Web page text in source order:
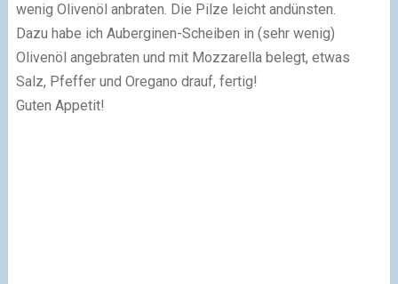
wenig Olivenöl anbraten. Die Pilze leicht andünsten.
Dazu habe ich Auberginen-Scheiben in (sehr wenig)
Olivenöl angebraten und mit Mozzarella belegt, etwas
Salz, Pfeffer und Oregano drauf, fertig!
Guten Appetit!